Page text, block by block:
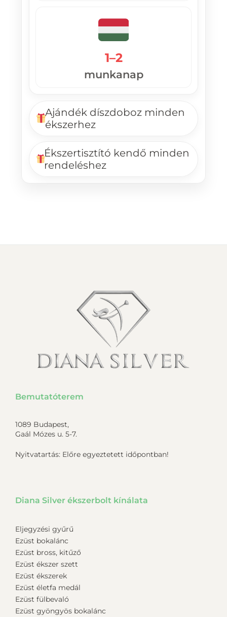
1–2
munkanap
Ajándék díszdoboz minden
ékszerhez
Ékszertisztító kendő minden
rendeléshez
Bemutatóterem
1089 Budapest,
Gaál Mózes u. 5-7.
Nyitvatartás: Előre egyeztetett időpontban!
Diana Silver ékszerbolt kínálata
Eljegyzési gyűrű
Ezüst bokalánc
Ezüst bross, kitűző
Ezüst ékszer szett
Ezüst ékszerek
Ezüst életfa medál
Ezüst fülbevaló
Ezüst gyöngyös bokalánc